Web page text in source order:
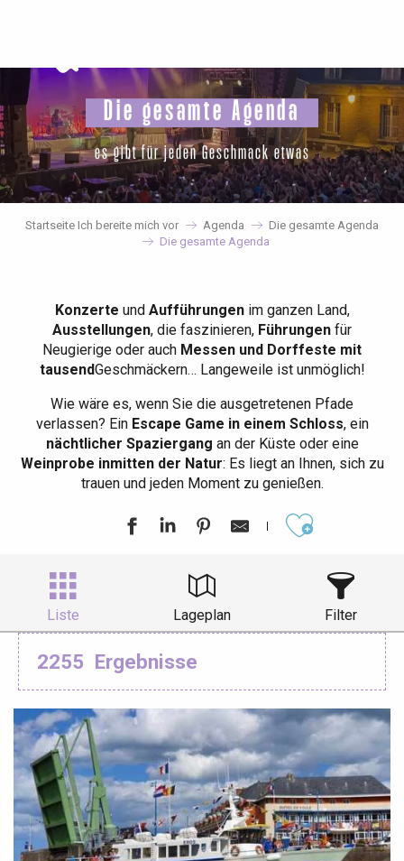
principal
Die gesamte Agenda
es gibt für jeden Geschmack etwas
Startseite Ich bereite mich vor Agenda
Die gesamte Agenda
Die gesamte Agenda
Konzerte und Aufführungenim ganzen Land,
Ausstellungen, die faszinieren, Führungen für
Neugierige oder auch Messen und Dorffeste mit
tausendGeschmäckern… Langeweile ist unmöglich!
Wie wäre es, wenn Sie die ausgetretenen Pfade
verlassen? EinEscape Game in einem Schloss, ein
nächtlicher Spaziergang an der Küste oder eine
Weinprobe inmitten der Natur: Es liegt an Ihnen, sich zu
trauen und jeden Moment zu genießen.
Liste Lageplan Filter
2255 Ergebnisse